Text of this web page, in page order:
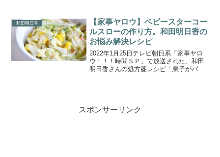
木ひとみさんと山田幸美さん。振舞う料
理は、小松菜が主...
和田明日香
【家事ヤロウ】ベビースターコー
ルスローの作り方。和田明日香の
お悩み解決レシピ
2022年1月25日テレビ朝日系「家事ヤロ
ウ！！！時間ＳＰ」で放送された、和田
明日香さんの処方箋レシピ「息子がパク
スポンサーリンク